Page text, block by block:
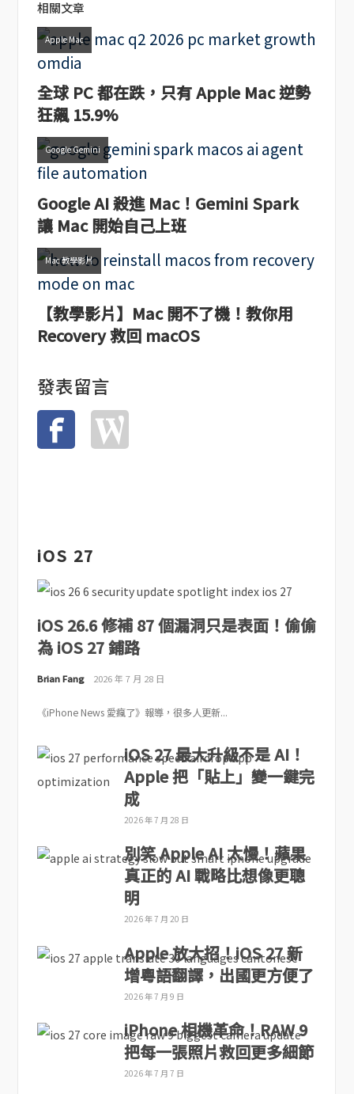
相關文章
Apple Mac
全球 PC 都在跌，只有 Apple Mac 逆勢
狂飆 15.9%
Google Gemini
Google AI 殺進 Mac！Gemini Spark
讓 Mac 開始自己上班
Mac 教學影片
【教學影片】Mac 開不了機！教你用
Recovery 救回 macOS
發表留言
iOS 27
iOS 26.6 修補 87 個漏洞只是表面！偷偷
為 iOS 27 鋪路
Brian Fang 2026 年 7 月 28 日
《iPhone News 愛瘋了》報導，很多人更新...
iOS 27 最大升級不是 AI！
Apple 把「貼上」變一鍵完
成
2026 年 7 月 28 日
別笑 Apple AI 太慢！蘋果
真正的 AI 戰略比想像更聰
明
2026 年 7 月 20 日
Apple 放大招！iOS 27 新
增粵語翻譯，出國更方便了
2026 年 7 月 9 日
iPhone 相機革命！RAW 9
把每一張照片救回更多細節
2026 年 7 月 7 日